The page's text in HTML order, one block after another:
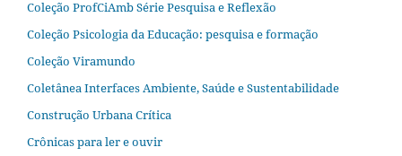
Coleção ProfCiAmb Série Pesquisa e Reflexão
Coleção Psicologia da Educação: pesquisa e formação
Coleção Viramundo
Coletânea Interfaces Ambiente, Saúde e Sustentabilidade
Construção Urbana Crítica
Crônicas para ler e ouvir